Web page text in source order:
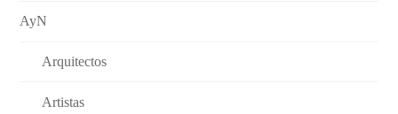
AyN
Arquitectos
Artistas